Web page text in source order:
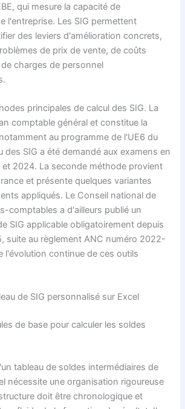
qui mesure la capacité de
l'entreprise. Les SIG permettent
des leviers d'amélioration concrets,
de prix de vente, de coûts
charges de personnel
principales de calcul des SIG. La
comptable général et constitue la
au programme de l'UE6 du
des SIG a été demandé aux examens en
2024. La seconde méthode provient
et présente quelques variantes
appliqués. Le Conseil national de
comptables a d'ailleurs publié un
SIG applicable obligatoirement depuis
suite au règlement ANC numéro 2022-
l'évolution continue de ces outils
de SIG personnalisé sur Excel
de base pour calculer les soldes
tableau de soldes intermédiaires de
nécessite une organisation rigoureuse
doit être chronologique et